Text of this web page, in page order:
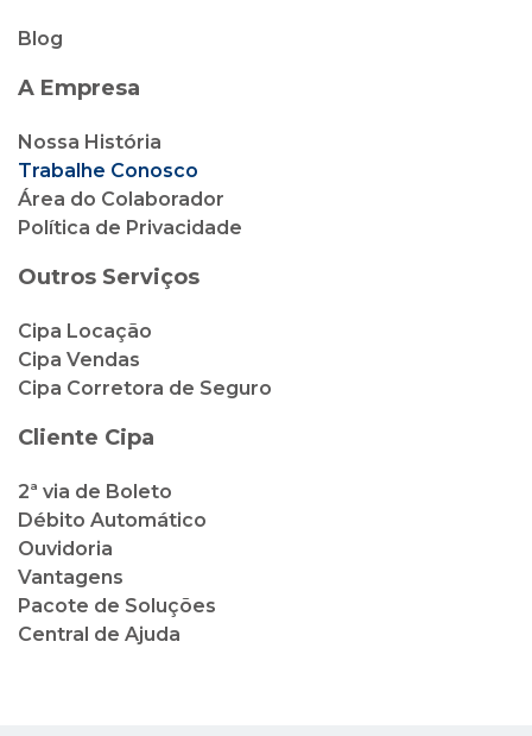
Blog
A Empresa
Nossa História
Trabalhe Conosco
Área do Colaborador
Política de Privacidade
Outros Serviços
Cipa Locação
Cipa Vendas
Cipa Corretora de Seguro
Cliente Cipa
2ª via de Boleto
Débito Automático
Ouvidoria
Vantagens
Pacote de Soluções
Central de Ajuda